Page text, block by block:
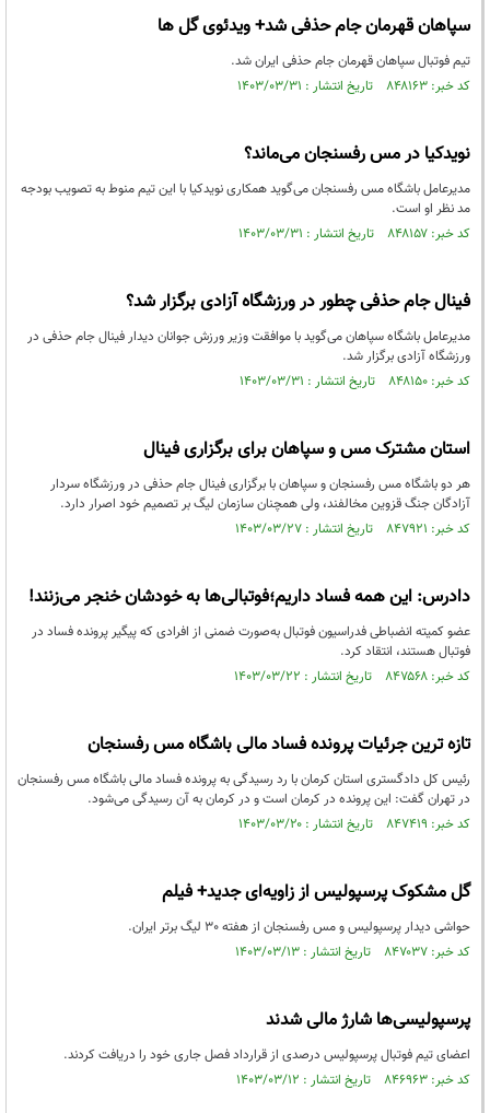
سپاهان قهرمان جام حذفی شد+ ویدئوی گل ها
تیم فوتبال سپاهان قهرمان جام حذفی ایران شد.
کد خبر: ۸۴۸۱۶۳ تاریخ انتشار : ۱۴۰۳/۰۳/۳۱
نویدکیا در مس رفسنجان می‌ماند؟
مدیرعامل باشگاه مس رفسنجان می‌گوید همکاری نویدکیا با این تیم منوط به تصویب بودجه
مد نظر او است.
کد خبر: ۸۴۸۱۵۷ تاریخ انتشار : ۱۴۰۳/۰۳/۳۱
فینال جام حذفی چطور در ورزشگاه آزادی برگزار شد؟
مدیرعامل باشگاه سپاهان می‌گوید با موافقت وزیر ورزش جوانان دیدار فینال جام حذفی در
ورزشگاه آزادی برگزار شد.
کد خبر: ۸۴۸۱۵۰ تاریخ انتشار : ۱۴۰۳/۰۳/۳۱
استان مشترک مس و سپاهان برای برگزاری فینال
هر دو باشگاه مس رفسنجان و سپاهان با برگزاری فینال جام حذفی در ورزشگاه سردار
آزادگان جنگ قزوین مخالفند، ولی همچنان سازمان لیگ بر تصمیم خود اصرار دارد.
کد خبر: ۸۴۷۹۲۱ تاریخ انتشار : ۱۴۰۳/۰۳/۲۷
دادرس: این همه فساد داریم؛فوتبالی‌ها به خودشان خنجر می‌زنند!
عضو کمیته انضباطی فدراسیون فوتبال به‌صورت ضمنی از افرادی که پیگیر پرونده فساد در
فوتبال هستند، انتقاد کرد.
کد خبر: ۸۴۷۵۶۸ تاریخ انتشار : ۱۴۰۳/۰۳/۲۲
تازه ترین جرئیات پرونده فساد مالی باشگاه مس رفسنجان
رئیس کل دادگستری استان کرمان با رد رسیدگی به پرونده فساد مالی باشگاه مس رفسنجان
در تهران گفت: این پرونده در کرمان است و در کرمان به آن رسیدگی می‌شود.
کد خبر: ۸۴۷۴۱۹ تاریخ انتشار : ۱۴۰۳/۰۳/۲۰
گل مشکوک پرسپولیس از زاویه‌ای جدید+ فیلم
حواشی دیدار پرسپولیس و مس رفسنجان از هفته 30 لیگ برتر ایران.
کد خبر: ۸۴۷۰۳۷ تاریخ انتشار : ۱۴۰۳/۰۳/۱۳
پرسپولیسی‌ها شارژ مالی شدند
اعضای تیم فوتبال پرسپولیس درصدی از قرارداد فصل جاری خود را دریافت کردند.
کد خبر: ۸۴۶۹۶۳ تاریخ انتشار : ۱۴۰۳/۰۳/۱۲